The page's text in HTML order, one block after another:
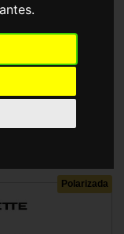
FASTBALL 2.0
63,05€
Polarizada